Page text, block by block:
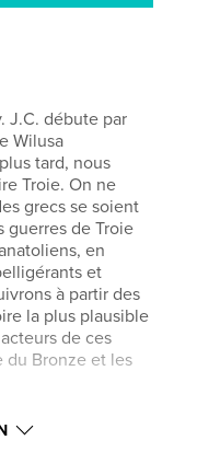
J.C. débute par
Wilusa
tard, nous
Troie. On ne
grecs se soient
guerres de Troie
en
et
à partir des
la plus plausible
de ces
du Bronze et les